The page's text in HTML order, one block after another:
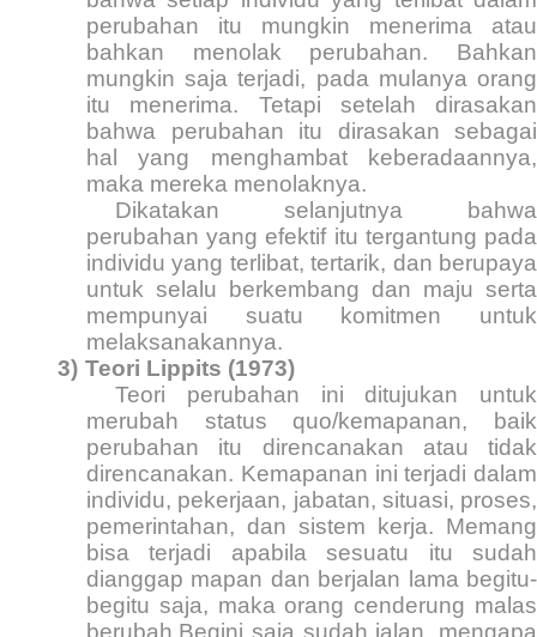
perubahan itu mungkin menerima atau
bahkan menolak perubahan. Bahkan
mungkin saja terjadi, pada mulanya orang
itu menerima. Tetapi setelah dirasakan
bahwa perubahan itu dirasakan sebagai
hal yang menghambat keberadaannya,
maka mereka menolaknya.
Dikatakan selanjutnya bahwa
perubahan yang efektif itu tergantung pada
individu yang terlibat, tertarik, dan berupaya
untuk selalu berkembang dan maju serta
mempunyai suatu komitmen untuk
melaksanakannya.
3) Teori Lippits (1973)
Teori perubahan ini ditujukan untuk
merubah status quo/kemapanan, baik
perubahan itu direncanakan atau tidak
direncanakan. Kemapanan ini terjadi dalam
individu, pekerjaan, jabatan, situasi, proses,
pemerintahan, dan sistem kerja. Memang
bisa terjadi apabila sesuatu itu sudah
dianggap mapan dan berjalan lama begitu-
begitu saja, maka orang cenderung malas
berubah.Begini saja sudah jalan, mengapa